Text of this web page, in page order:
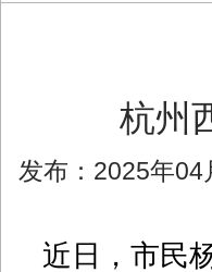
杭州
发布：2025年
近日，市民